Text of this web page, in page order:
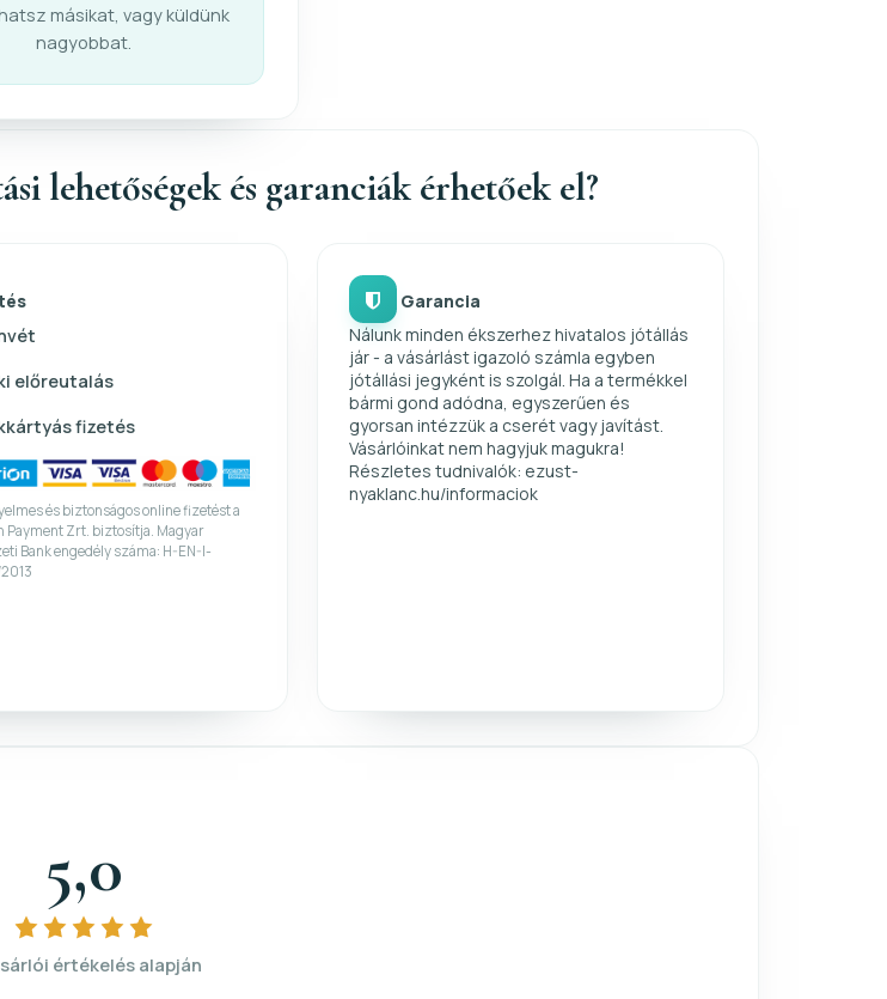
másikat, vagy küldünk
nagyobbat.
lehetőségek és garanciák érhetőek el?
előreutalás
fizetés
és biztonságos online fizetést a
Payment Zrt. biztosítja. Magyar
Bank engedély száma: H-EN-I-
Garancia
Nálunk minden ékszerhez hivatalos jótállás
jár - a vásárlást igazoló számla egyben
jótállási jegyként is szolgál. Ha a termékkel
bármi gond adódna, egyszerűen és
gyorsan intézzük a cserét vagy javítást.
Vásárlóinkat nem hagyjuk magukra!
Részletes tudnivalók: ezust-
nyaklanc.hu/informaciok
5,0
értékelés alapján